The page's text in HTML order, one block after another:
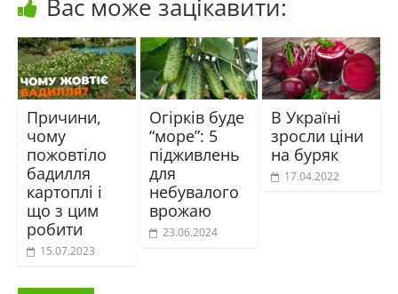
Вас може зацікавити:
Причини,
чому
пожовтіло
бадилля
картоплі і
що з цим
робити
15.07.2023
Огірків буде
“море”: 5
підживлень
для
небувалого
врожаю
23.06.2024
В Україні
зросли ціни
на буряк
17.04.2022